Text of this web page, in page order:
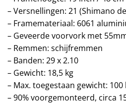
– Versnellingen: 21 (Shimano
– Framemateriaal: 6061
– Geveerde voorvork met
– Remmen: schijfremmen
– Banden: 29 x 2.10
– Gewicht: 18,5 kg
– Max. toegestaan gewicht: 100
– 90% voorgemonteerd, circa